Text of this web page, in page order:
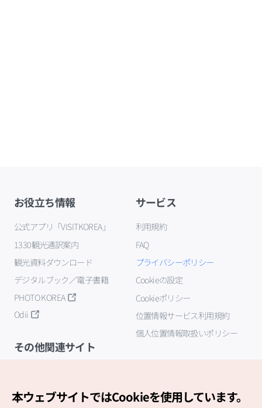
お役立ち情報
公式アプリ「VISITKOREA」
1330観光通訳案内
観光資料ダウンロード
デジタルブック／電子書籍
PHOTO KOREA
Odii
サービス
利用規約
FAQ
プライバシーポリシー
Cookieの設定
Cookieポリシー
位置情報サービス利用規約
個人位置情報取扱いポリシー
その他関連サイト
本ウェブサイトではCookieを使用しています。